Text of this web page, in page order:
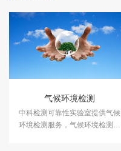
气候环境检测
中科检测可靠性实验室提供气候
环境检测服务，气候环境检测设